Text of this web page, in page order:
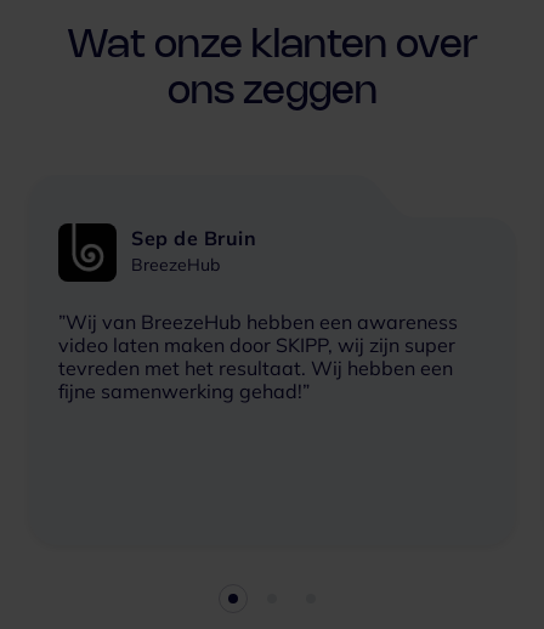
Wat onze klanten over
ons zeggen
Sep de Bruin
BreezeHub
”Wij van BreezeHub hebben een awareness
video laten maken door SKIPP, wij zijn super
tevreden met het resultaat. Wij hebben een
fijne samenwerking gehad!”